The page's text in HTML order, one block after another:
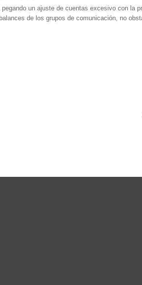
un ajuste de cuentas excesivo con la
de los grupos de comunicación, no